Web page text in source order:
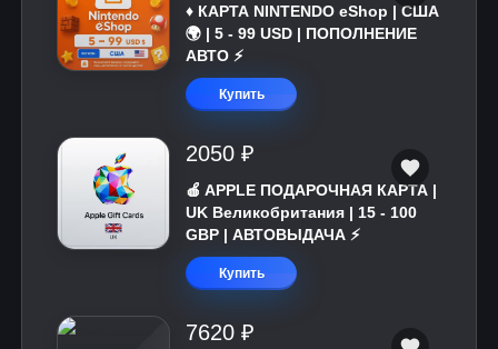
♦️ КАРТА NINTENDO eShop | США
🌍 | 5 - 99 USD | ПОПОЛНЕНИЕ
АВТО ⚡
Купить
2050 ₽
🍎 APPLE ПОДАРОЧНАЯ КАРТА |
UK Великобритания | 15 - 100
GBP | АВТОВЫДАЧА ⚡️
Купить
7620 ₽